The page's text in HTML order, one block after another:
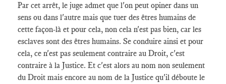
Par cet arrêt, le juge admet que l'on peut opiner dans un
sens ou dans l'autre mais que tuer des êtres humains de
cette façon-là et pour cela, non cela n'est pas bien, car les
esclaves sont des êtres humains. Se conduire ainsi et pour
cela, ce n'est pas seulement contraire au Droit, c'est
contraire à la Justice. Et c'est alors au nom non seulement
du Droit mais encore au nom de la Justice qu'il déboute le